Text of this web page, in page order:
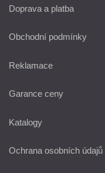
Doprava a platba
Obchodní podmínky
Reklamace
Garance ceny
Katalogy
Ochrana osobních údajů